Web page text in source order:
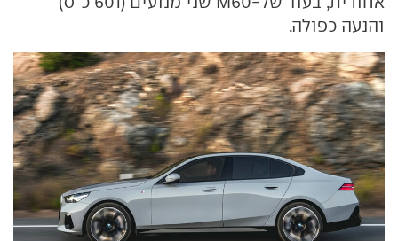
והנעה כפולה.